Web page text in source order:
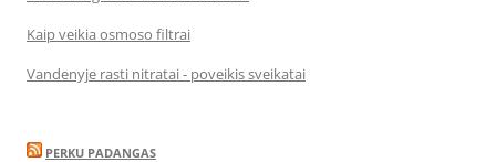
Kaip veikia osmoso filtrai
Vandenyje rasti nitratai - poveikis sveikatai
PERKU PADANGAS